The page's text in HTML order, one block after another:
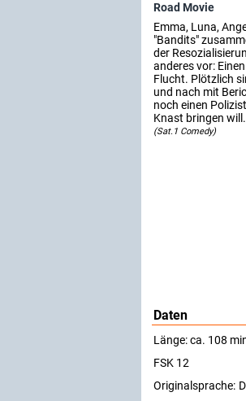
Road Movie
Emma, Luna,
"Bandits"
der
anderes vor:
Flucht. Plötzlich
und nach mit
noch einen
Knast bringen will.
(Sat.1 Comedy)
Daten
Länge: ca. 108
FSK 12
Originalsprache: